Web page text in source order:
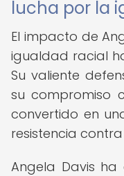
lucha por la
El impacto de
igualdad racial
Su valiente
su compromiso
convertido en
resistencia
Angela Davis